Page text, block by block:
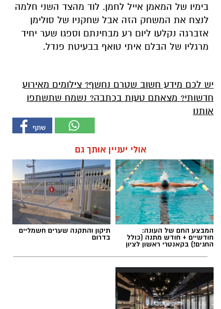
בימיו של המאמן אייל לחמן. לוד מהצד השני חלמה
לנצח את המשחק הזה אבל שחקניו של סולימן
אזברגה נקלעו ליום רע מבחינתם וספגו שער יחיד
מרגליו של הבלם איתי טואף בבעיטת פנדל.
יש לכם מידע חשוב שטרם נחשף? צילומים מאירוע
חדשותי? מצאתם טעות בכתבה? נשמח שתשתפו
אותנו
אולי יעניין אותך גם
המבצע החם של העונה:
חודשיים + חודש מתנה (כולל
החגים!) בקאנטרי ראשון לציון
תיקון והתקנה שערים חשמליים
בדרום